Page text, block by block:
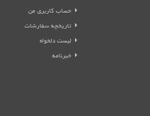
حساب کاربری من
تاریخچه سفارشات
لیست دلخواه
خبرنامه